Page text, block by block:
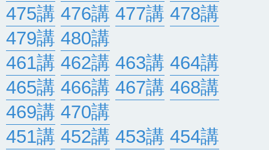
475講 476講 477講 478講
479講 480講
461講 462講 463講 464講
465講 466講 467講 468講
469講 470講
451講 452講 453講 454講